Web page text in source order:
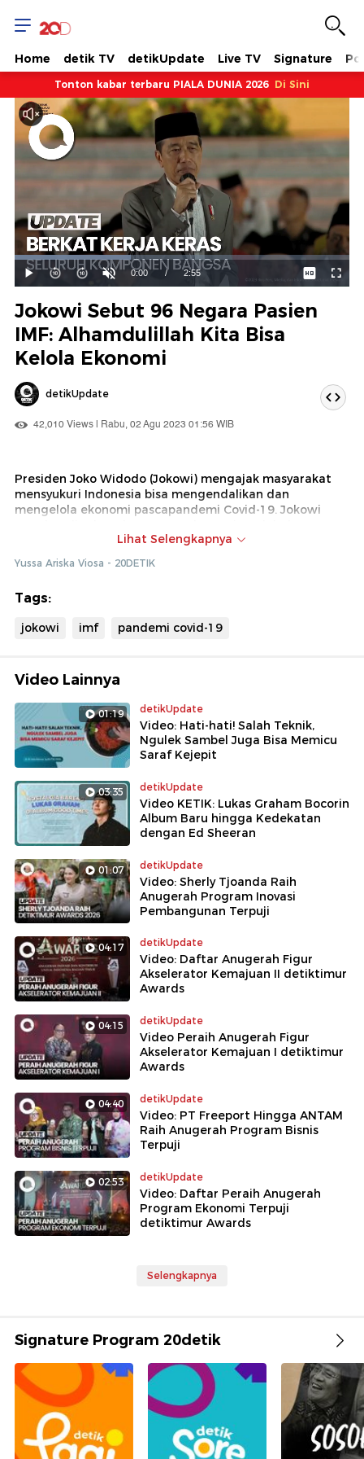
Home detik TV detikUpdate Live TV Signature
Tonton kabar terbaru PIALA DUNIA 2026 Di Sini
Mainkan
Suara
Hidup
Waktu
ini
0:00 / Durasi
2:55
Dimuat:
34.64%
Jokowi Sebut 96 Negara Pasien
IMF: Alhamdulillah Kita Bisa
Kelola Ekonomi
detikUpdate
42,010 Views | Rabu, 02 Agu 2023 01:56 WIB
Presiden Joko Widodo (Jokowi) mengajak masyarakat
mensyukuri Indonesia bisa mengendalikan dan
mengelola ekonomi pascapandemi Covid-19. Jokowi
saat ini masih ada 96 negara menjadi pasien
International Monetary Fund (IMF).
Lihat Selengkapnya
Yussa Ariska Viosa - 20DETIK
Tags:
jokowi imf pandemi covid-19
Video Lainnya
01:19 detikUpdate
Video: Hati-hati! Salah Teknik,
Ngulek Sambel Juga Bisa Memicu
Saraf Kejepit
03:35 detikUpdate
Video KETIK: Lukas Graham Bocorin
Album Baru hingga Kedekatan
dengan Ed Sheeran
01:07 detikUpdate
Video: Sherly Tjoanda Raih
Anugerah Program Inovasi
Pembangunan Terpuji
04:17 detikUpdate
Video: Daftar Anugerah Figur
Akselerator Kemajuan II detiktimur
Awards
04:15 detikUpdate
Video Peraih Anugerah Figur
Akselerator Kemajuan I detiktimur
Awards
04:40 detikUpdate
Video: PT Freeport Hingga ANTAM
Raih Anugerah Program Bisnis
Terpuji
02:53 detikUpdate
Video: Daftar Peraih Anugerah
Program Ekonomi Terpuji
detiktimur Awards
Selengkapnya
Signature Program 20detik